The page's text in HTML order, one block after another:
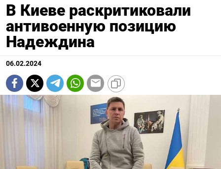
В Киеве раскритиковали
антивоенную позицию
Надеждина
06.02.2024